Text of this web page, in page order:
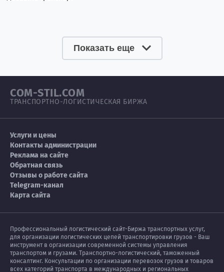
Показать еще
COM-STIL.COM
ТРАНСПОРТНО-ЛОГИСТИЧЕСКАЯ БИРЖА
Услуги и цены
Контакты администрации
Реклама на сайте
Обратная связь
Отзывы о работе сайта
Telegram-канал
Карта сайта
Профессиональный логистический сайт-Биржа транспортных услуг,
для организации логистических цепей транспортировки грузов - Ваш
инструмент в организации современной системы управления
транспортом и грузами. Транспортно-логистический, таможенный
консалтинг. Консультации по организации перевозок грузов и товаров
всех категорий транспорта в международных и региональных